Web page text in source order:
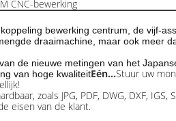
CNC-bewerking
bewerking centrum, de vijf-
draaimachine, maar ook meer
de nieuwe metingen van het
van hoge kwaliteitEén...Stuur uw
zoals JPG, PDF, DWG, DXF, IGS,
eisen van de klant.